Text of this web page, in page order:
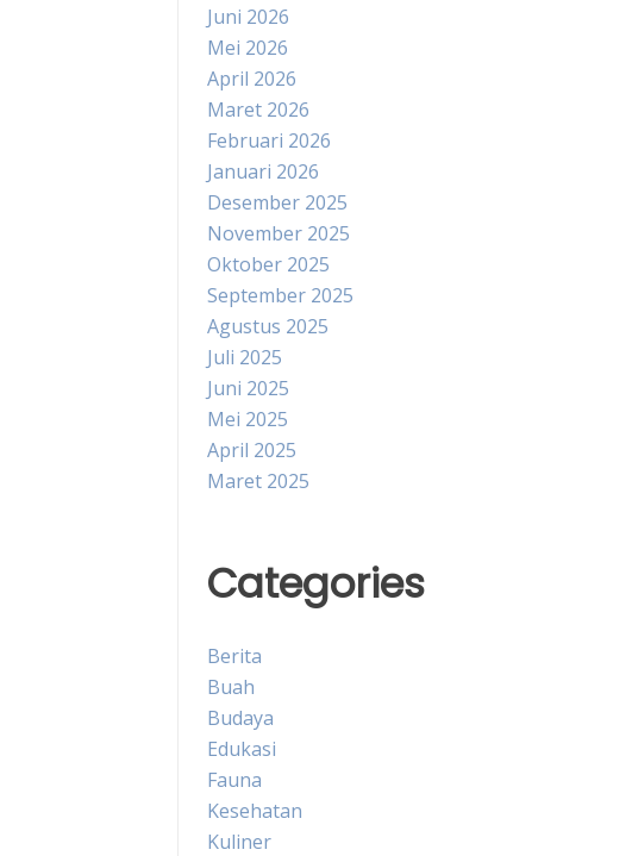
Juni 2026
Mei 2026
April 2026
Maret 2026
Februari 2026
Januari 2026
Desember 2025
November 2025
Oktober 2025
September 2025
Agustus 2025
Juli 2025
Juni 2025
Mei 2025
April 2025
Maret 2025
Categories
Berita
Buah
Budaya
Edukasi
Fauna
Kesehatan
Kuliner